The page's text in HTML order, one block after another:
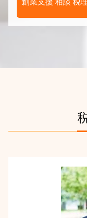
創業支援 相談 税